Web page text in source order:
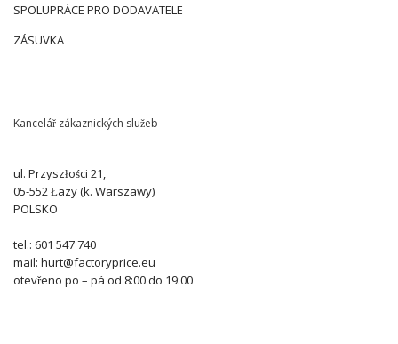
SPOLUPRÁCE PRO DODAVATELE
ZÁSUVKA
Kancelář zákaznických služeb
ul. Przyszłości 21,
05-552 Łazy (k. Warszawy)
POLSKO
tel.: 601 547 740
mail: hurt@factoryprice.eu
otevřeno po – pá od 8:00 do 19:00